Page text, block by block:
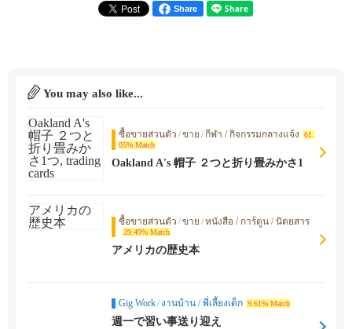
Share
You may also like...
ซื้อขายส่วนตัว /ขาย /กีฬา / กิจกรรมกลางแจ้ง
61.
05% Match
Oakland A's 帽子 ２つと折り畳みかさ1
ซื้อขายส่วนตัว /ขาย /หนังสือ / การ์ตูน / นิตยสาร
29.49% Match
アメリカの歴史本
Gig Work/ งานบ้าน / พี่เลี้ยงเด็ก 9.61% Match
週一で習い事送り迎え